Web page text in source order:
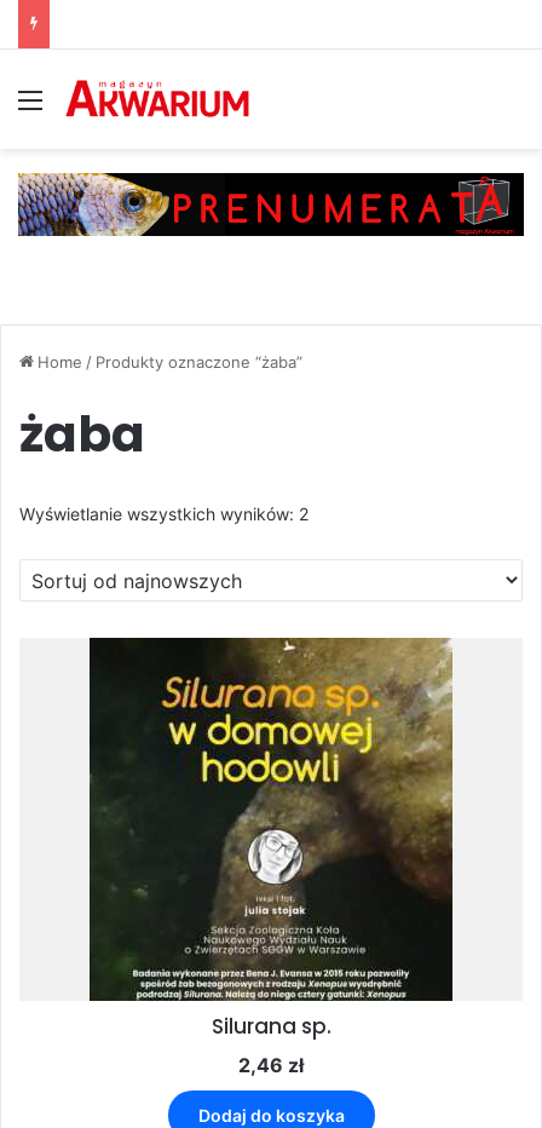
Menu
Home / Produkty oznaczone “żaba”
żaba
Wyświetlanie wszystkich wyników: 2Posortowane
według
najnowszych
Silurana sp.
2,46 zł
Dodaj do koszyka